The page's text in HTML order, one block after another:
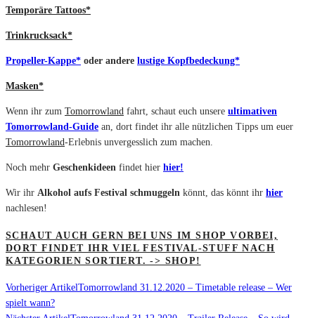
Temporäre Tattoos*
Trinkrucksack*
Propeller-Kappe* oder andere lustige Kopfbedeckung*
Masken*
Wenn ihr zum Tomorrowland fahrt, schaut euch unsere ultimativen
Tomorrowland-Guide an, dort findet ihr alle nützlichen Tipps um euer
Tomorrowland-Erlebnis unvergesslich zum machen.
Noch mehr Geschenkideen findet hier hier!
Wir ihr Alkohol aufs Festival schmuggeln könnt, das könnt ihr hier
nachlesen!
SCHAUT AUCH GERN BEI UNS IM SHOP VORBEI,
DORT FINDET IHR VIEL FESTIVAL-STUFF NACH
KATEGORIEN SORTIERT. -> SHOP!
Vorheriger ArtikelTomorrowland 31.12.2020 – Timetable release – Wer
spielt wann?